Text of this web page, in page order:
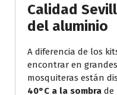
Calidad
del aluminio
A diferencia de los
encontrar en
mosquiteras están
40°C a la sombra de